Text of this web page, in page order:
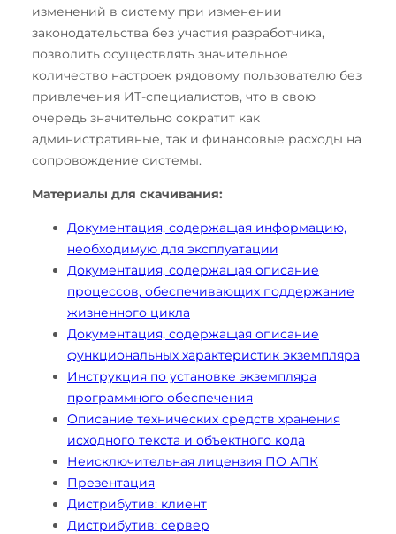
изменений в систему при изменении
законодательства без участия разработчика,
позволить осуществлять значительное
количество настроек рядовому пользователю без
привлечения ИТ-специалистов, что в свою
очередь значительно сократит как
административные, так и финансовые расходы на
сопровождение системы.
Материалы для скачивания:
Документация, содержащая информацию,
необходимую для эксплуатации
Документация, содержащая описание
процессов, обеспечивающих поддержание
жизненного цикла
Документация, содержащая описание
функциональных характеристик экземпляра
Инструкция по установке экземпляра
программного обеспечения
Описание технических средств хранения
исходного текста и объектного кода
Неисключительная лицензия ПО АПК
Презентация
Дистрибутив: клиент
Дистрибутив: сервер